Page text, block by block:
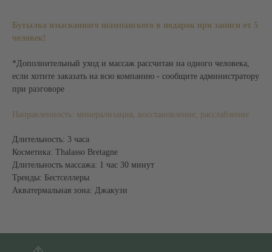
Бутылка изысканного шампанского в подарок при записи от 5
человек!
*Дополнительный уход и массаж рассчитан на одного человека,
если хотите заказать на всю компанию - сообщите администратору
при разговоре
Направленность: минерализация, восстановление, расслабление
Длительность: 3 часа
Косметика: Thalasso Bretagne
Длительность массажа: 1 час 30 минут
Тренды: Бестселлеры
Акватермальная зона: Джакузи
СПА-уходы за волосами
MENTAL SPA
СПА-бар
СПА-бутик
Корпоративное СПА
Сертификат СПА
СПА-этикет
Галерея
Правила записи